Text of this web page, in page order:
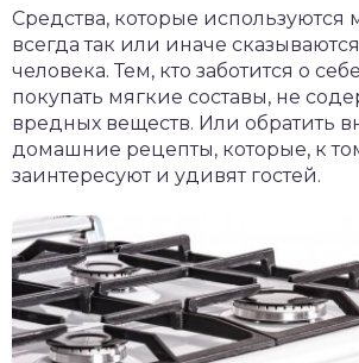
Средства, которые используются
всегда так или иначе
человека. Тем, кто заботится о
покупать мягкие составы, не
вредных веществ. Или обратить
домашние рецепты, которые, к
заинтересуют и удивят гостей.